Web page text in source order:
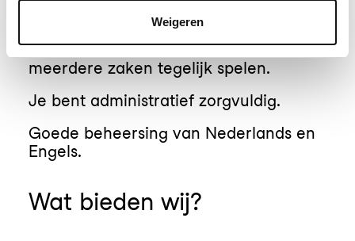
Weigeren
operationele uitvoering en coördinatie.
Je houdt overzicht, ook wanneer
meerdere zaken tegelijk spelen.
Je bent administratief zorgvuldig.
Goede beheersing van Nederlands en
Engels.
Wat bieden wij?